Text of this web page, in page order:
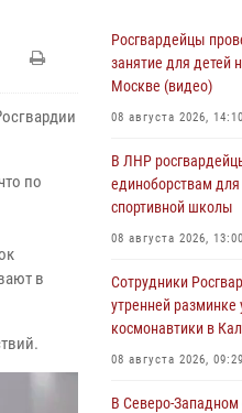
по
в
Росгвардейцы
занятие для детей
Москве (видео)
08 августа 2026, 14:10
В ЛНР
единоборствам
спортивной школы
08 августа 2026, 13:00
Сотрудники
утренней разминке
космонавтики в
08 августа 2026, 09:29
В Северо-Западном